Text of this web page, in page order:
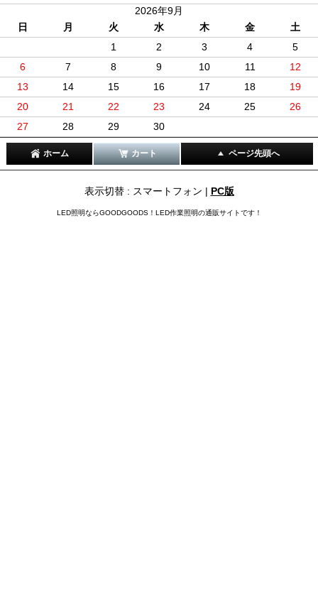
2026年9月
日
月 火 水 木 金
土
1
2 3 4
5
6
7 8 9 10 11
12
13
14 15 16 17 18
19
20
21 22 23 24 25
26
27
28 29 30
ホーム カート ページ先頭へ
表示切替 : スマートフォン | PC版
LED照明ならGOODGOODS！LED作業照明の通販サイトです！